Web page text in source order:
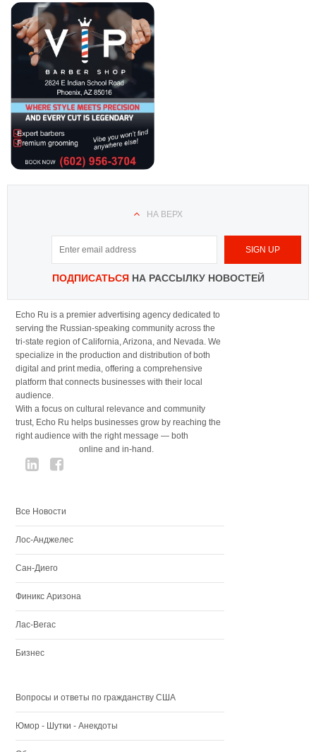
НА ВЕРХ
ПОДПИСАТЬСЯНА РАССЫЛКУ НОВОСТЕЙ
Echo Ru is a premier advertising agency dedicated to
serving the Russian-speaking community across the
tri-state region of California, Arizona, and Nevada. We
specialize in the production and distribution of both
digital and print media, offering a comprehensive
platform that connects businesses with their local
audience.
With a focus on cultural relevance and community
trust, Echo Ru helps businesses grow by reaching the
right audience with the right message — both
online and in-hand.
Все Новости
Лос-Анджелес
Сан-Диего
Финикс Аризона
Лас-Вегас
Бизнес
Вопросы и ответы по гражданству США
Юмор - Шутки - Анекдоты